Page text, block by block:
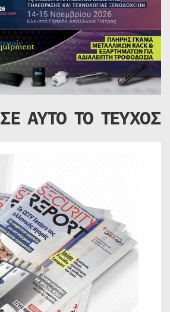
ΣΕ ΑΥΤΟ ΤΟ ΤΕΥΧΟΣ